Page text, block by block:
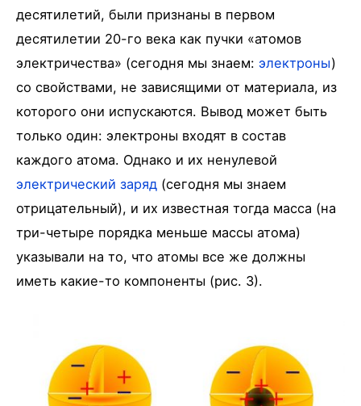
десятилетий, были признаны в первом
десятилетии 20-го века как пучки «атомов
электричества» (сегодня мы знаем: электроны)
со свойствами, не зависящими от материала, из
которого они испускаются. Вывод может быть
только один: электроны входят в состав
каждого атома. Однако и их ненулевой
электрический заряд (сегодня мы знаем
отрицательный), и их известная тогда масса (на
три-четыре порядка меньше массы атома)
указывали на то, что атомы все же должны
иметь какие-то компоненты (рис. 3).